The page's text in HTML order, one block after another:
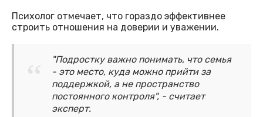
Психолог отмечает, что гораздо эффективнее
строить отношения на доверии и уважении.
"Подростку важно понимать, что семья
- это место, куда можно прийти за
поддержкой, а не пространство
постоянного контроля", - считает
эксперт.